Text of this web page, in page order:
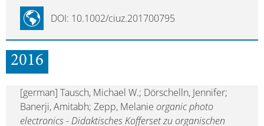
DOI: 10.1002/ciuz.201700795
2016
[german] Tausch, Michael W.; Dörschelln, Jennifer;
Banerji, Amitabh; Zepp, Melanie organic photo
electronics - Didaktisches Kofferset zu organischen